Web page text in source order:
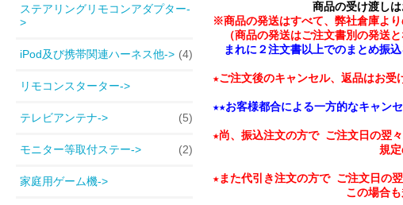
ステアリングリモコンアダプター-
>
iPod及び携帯関連ハーネス他-> (4)
リモコンスターター->
テレビアンテナ-> (5)
モニター等取付ステー-> (2)
家庭用ゲーム機->
※商品の発送はすべて、弊社倉庫より
まれに２注文書以上でのまとめ振込
★ご注文後のキャンセル、返品はお受
★★お客様都合による一方的なキャン
★尚、振込注文の方で ご注文日の翌
規定のキャンセル
★また代引き注文の方で ご注文日の